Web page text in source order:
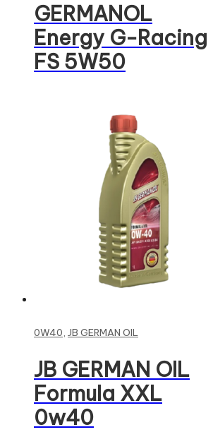
GERMANOL
Energy G-Racing
FS 5W50
0W40, JB GERMAN OIL
JB GERMAN OIL
Formula XXL
0w40